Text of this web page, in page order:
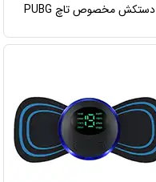
دستکش مخصوص تاچ PUBG